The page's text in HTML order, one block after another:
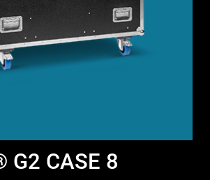
G2 CASE 8